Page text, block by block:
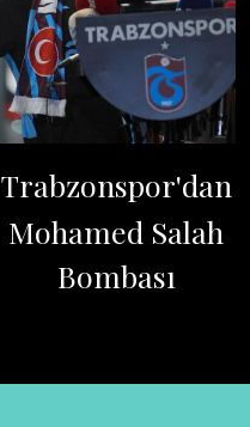
Trabzonspor'dan
Mohamed Salah
Bombası